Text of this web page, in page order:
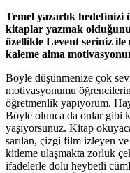
Temel yazarlık hedefinizi
kitaplar yazmak
özellikle Levent seriniz ile
kaleme alma
Böyle düşünmenize çok
motivasyonumu
öğretmenlik yapıyorum.
Böyle olunca da onlar gibi
yaşıyorsunuz. Kitap
sarılan, çizgi film izleyen
kitleme ulaşmakta zorluk
ifadelerle dolu heybetli